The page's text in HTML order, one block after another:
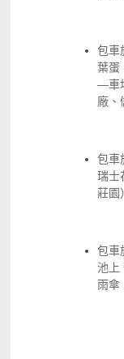
包車
葉蛋
—車
廠
包車
瑞士
莊
包車
池上
雨傘